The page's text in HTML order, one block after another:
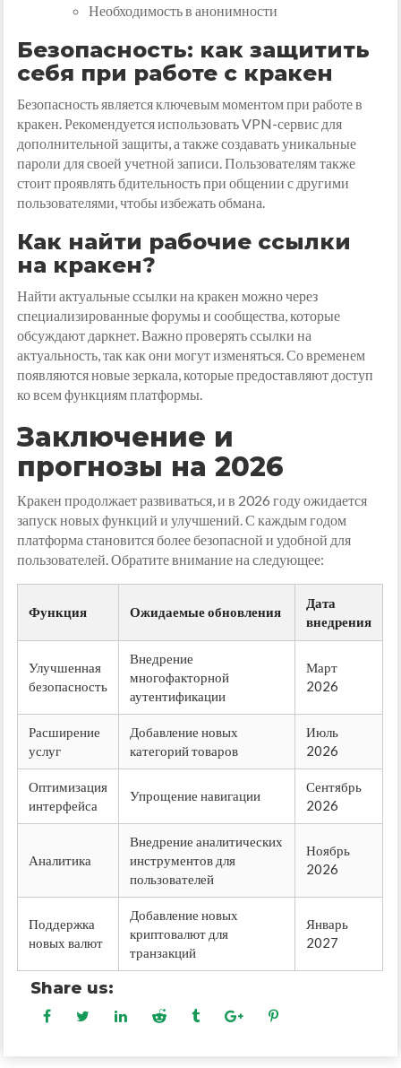
Необходимость в анонимности
Безопасность: как защитить
себя при работе с кракен
Безопасность является ключевым моментом при работе в
кракен. Рекомендуется использовать VPN-сервис для
дополнительной защиты, а также создавать уникальные
пароли для своей учетной записи. Пользователям также
стоит проявлять бдительность при общении с другими
пользователями, чтобы избежать обмана.
Как найти рабочие ссылки
на кракен?
Найти актуальные ссылки на кракен можно через
специализированные форумы и сообщества, которые
обсуждают даркнет. Важно проверять ссылки на
актуальность, так как они могут изменяться. Со временем
появляются новые зеркала, которые предоставляют доступ
ко всем функциям платформы.
Заключение и
прогнозы на 2026
Кракен продолжает развиваться, и в 2026 году ожидается
запуск новых функций и улучшений. С каждым годом
платформа становится более безопасной и удобной для
пользователей. Обратите внимание на следующее:
Функция Ожидаемые обновления
Дата
внедрения
Улучшенная
безопасность
Внедрение
многофакторной
аутентификации
Март
2026
Расширение
услуг
Добавление новых
категорий товаров
Июль
2026
Оптимизация
интерфейса
Упрощение навигации
Сентябрь
2026
Аналитика
Внедрение аналитических
инструментов для
пользователей
Ноябрь
2026
Поддержка
новых валют
Добавление новых
криптовалют для
транзакций
Январь
2027
Share us: